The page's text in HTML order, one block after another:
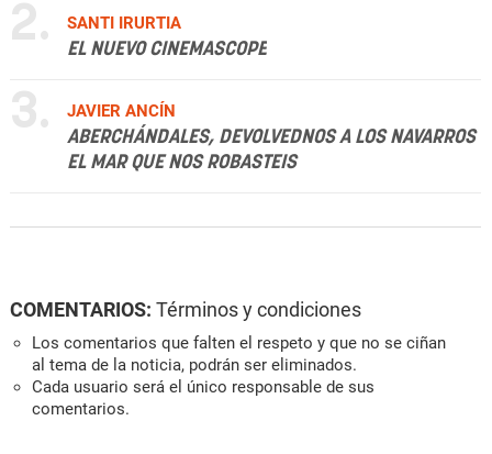
2.
SANTI IRURTIA
EL NUEVO CINEMASCOPE
3.
JAVIER ANCÍN
ABERCHÁNDALES, DEVOLVEDNOS A LOS NAVARROS
EL MAR QUE NOS ROBASTEIS
COMENTARIOS: Términos y condiciones
Los comentarios que falten el respeto y que no se ciñan
al tema de la noticia, podrán ser eliminados.
Cada usuario será el único responsable de sus
comentarios.